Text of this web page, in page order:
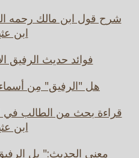
شرح قول ابن مالك رحمه
ابن
فوائد حديث الرفيق
هل "الرفيق" مِن أسماء
قراءة بحث من الطالب في
ابن
معنى الحديث:" بل